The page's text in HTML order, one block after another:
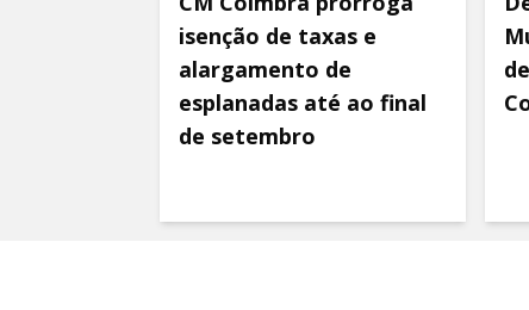
isenção de taxas e
alargamento de
esplanadas até ao final
de setembro